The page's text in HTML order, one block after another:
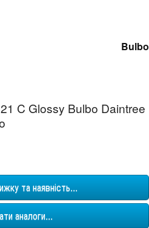
Bulbo
C Glossy Bulbo Daintree
та наявність...
аналоги...